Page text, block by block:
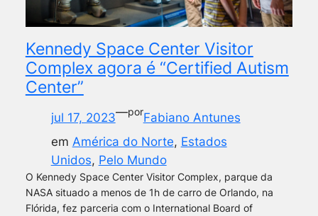
Kennedy Space Center Visitor
Complex agora é “Certified Autism
Center”
jul 17, 2023—porFabiano Antunes
em América do Norte, Estados
Unidos, Pelo Mundo
O Kennedy Space Center Visitor Complex, parque da
NASA situado a menos de 1h de carro de Orlando, na
Flórida, fez parceria com o International Board of